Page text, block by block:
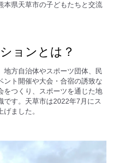
本県天草市の子どもたちと交流
ョンとは？
地方自治体やスポーツ団体、民
ント開催や大会・合宿の誘致な
をつくり、スポーツを通じた地
です。天草市は2022年7月にス
ました。